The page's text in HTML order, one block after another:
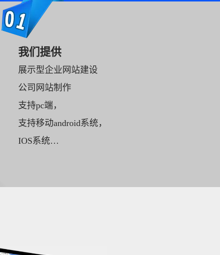
我们提供
展示型企业网站建设
公司网站制作
支持pc端，
支持移动android系统，
IOS系统…